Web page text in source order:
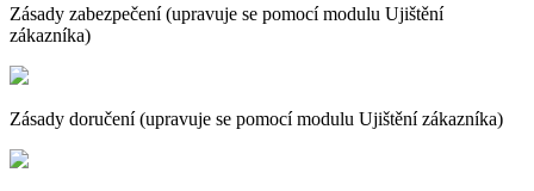
Zásady zabezpečení (upravuje se pomocí modulu Ujištění
zákazníka)
Zásady doručení (upravuje se pomocí modulu Ujištění zákazníka)